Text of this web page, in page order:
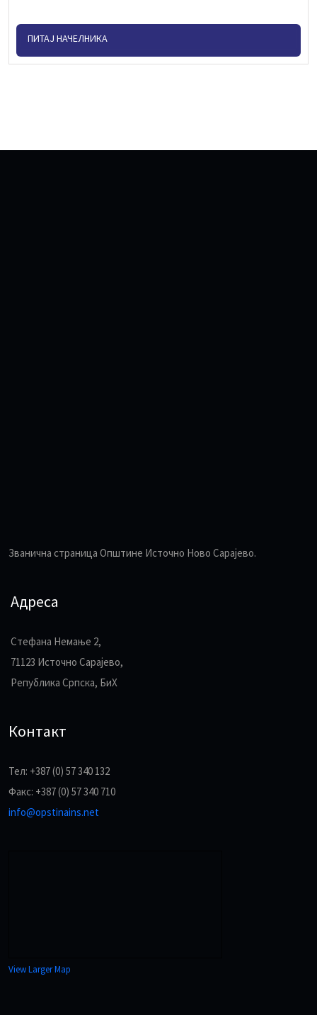
ПИТАЈ НАЧЕЛНИКА
Званична страница Општине Источно Ново Сарајево.
Адреса
Стефана Немање 2,
71123 Источно Сарајево,
Република Српска, БиХ
Контакт
Тел: +387 (0) 57 340 132
Факс: +387 (0) 57 340 710
info@opstinains.net
View Larger Map